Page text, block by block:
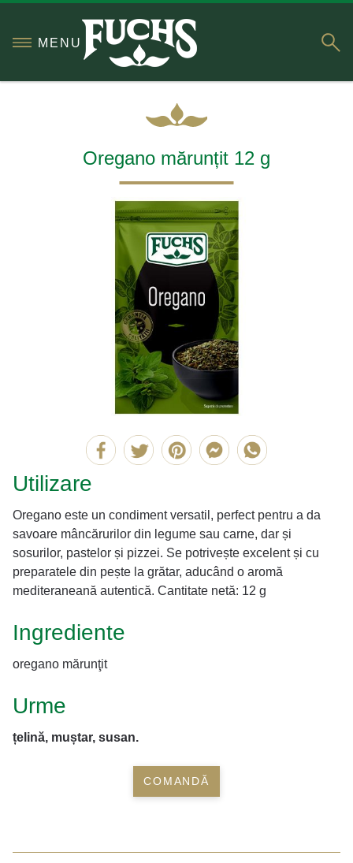
MENU
Oregano mărunțit 12 g
Utilizare
Oregano este un condiment versatil, perfect pentru a da
savoare mâncărurilor din legume sau carne, dar și
sosurilor, pastelor și pizzei. Se potrivește excelent și cu
preparatele din pește la grătar, aducând o aromă
mediteraneană autentică. Cantitate netă: 12 g
Ingrediente
oregano mărunţit
Urme
țelină, muștar, susan.
COMANDĂ